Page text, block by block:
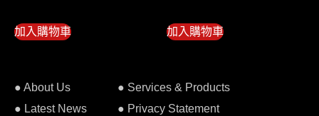
加入購物車 加入購物車
● About Us
● Latest News
● Services & Products
● Privacy Statement